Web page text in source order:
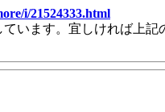
i/21524333.html
います。宜しければ上